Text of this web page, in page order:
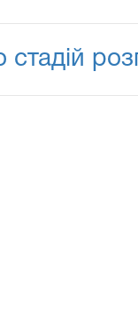
стадій